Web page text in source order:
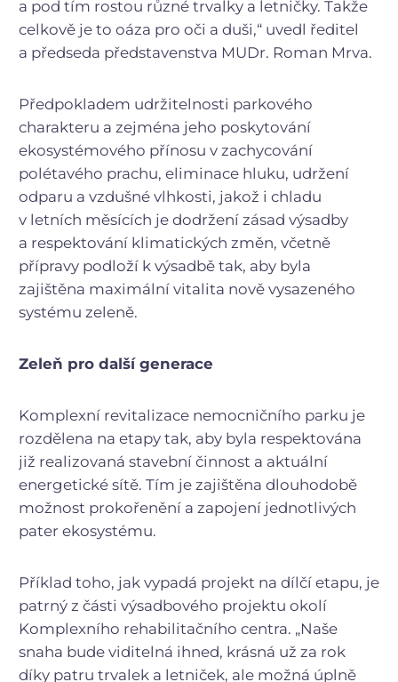
a pod tím rostou různé trvalky a letničky. Takže
celkově je to oáza pro oči a duši,“ uvedl ředitel
a předseda představenstva MUDr. Roman Mrva.
Předpokladem udržitelnosti parkového
charakteru a zejména jeho poskytování
ekosystémového přínosu v zachycování
polétavého prachu, eliminace hluku, udržení
odparu a vzdušné vlhkosti, jakož i chladu
v letních měsících je dodržení zásad výsadby
a respektování klimatických změn, včetně
přípravy podloží k výsadbě tak, aby byla
zajištěna maximální vitalita nově vysazeného
systému zeleně.
Zeleň pro další generace
Komplexní revitalizace nemocničního parku je
rozdělena na etapy tak, aby byla respektována
již realizovaná stavební činnost a aktuální
energetické sítě. Tím je zajištěna dlouhodobě
možnost prokořenění a zapojení jednotlivých
pater ekosystému.
Příklad toho, jak vypadá projekt na dílčí etapu, je
patrný z části výsadbového projektu okolí
Komplexního rehabilitačního centra. „Naše
snaha bude viditelná ihned, krásná už za rok
díky patru trvalek a letniček, ale možná úplně